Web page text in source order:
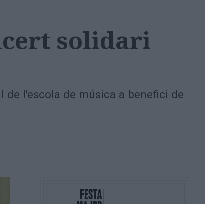
solidari
l'escola de música a benefici de